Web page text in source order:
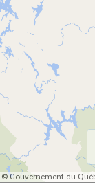
© Gouvernement du